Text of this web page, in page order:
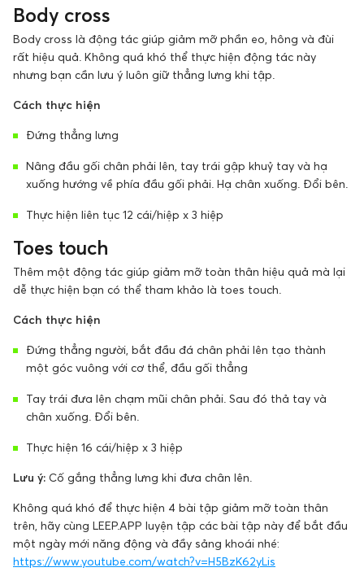
Body cross
Body cross là động tác giúp giảm mỡ phần eo, hông và đùi
rất hiệu quả. Không quá khó thể thực hiện động tác này
nhưng bạn cần lưu ý luôn giữ thẳng lưng khi tập.
Cách thực hiện
Đứng thẳng lưng
Nâng đầu gối chân phải lên, tay trái gập khuỷ tay và hạ
xuống hướng về phía đầu gối phải. Hạ chân xuống. Đổi bên.
Thực hiện liên tục 12 cái/hiệp x 3 hiệp
Toes touch
Thêm một động tác giúp giảm mỡ toàn thân hiệu quả mà lại
dễ thực hiện bạn có thể tham khảo là toes touch.
Cách thực hiện
Đứng thẳng người, bắt đầu đá chân phải lên tạo thành
một góc vuông với cơ thể, đầu gối thẳng
Tay trái đưa lên chạm mũi chân phải. Sau đó thả tay và
chân xuống. Đổi bên.
Thực hiện 16 cái/hiệp x 3 hiệp
Lưu ý: Cố gắng thẳng lưng khi đưa chân lên.
Không quá khó để thực hiện 4 bài tập giảm mỡ toàn thân
trên, hãy cùng LEEP.APP luyện tập các bài tập này để bắt đầu
một ngày mới năng động và đầy sảng khoái nhé:
https://www.youtube.com/watch?v=H5BzK62yLis